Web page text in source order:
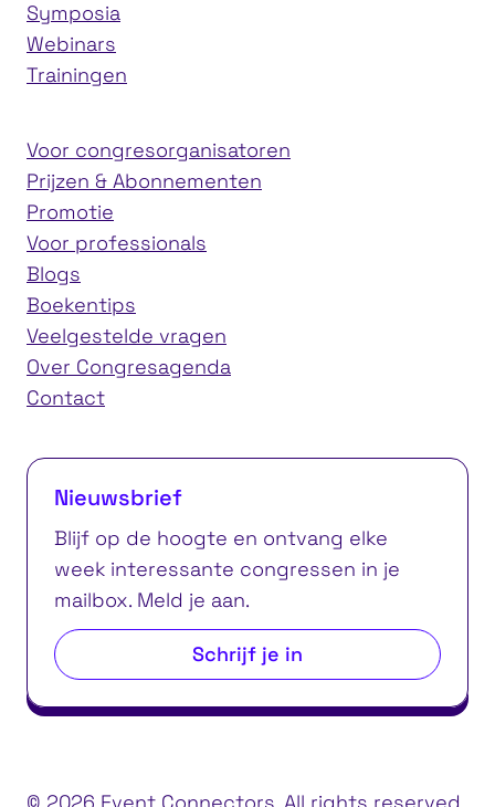
Symposia
Webinars
Trainingen
Voor congresorganisatoren
Prijzen & Abonnementen
Promotie
Voor professionals
Blogs
Boekentips
Veelgestelde vragen
Over Congresagenda
Contact
Nieuwsbrief
Blijf op de hoogte en ontvang elke
week interessante congressen in je
mailbox. Meld je aan.
Schrijf je in